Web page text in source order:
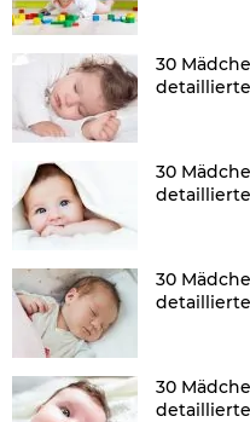
30
30
30
30